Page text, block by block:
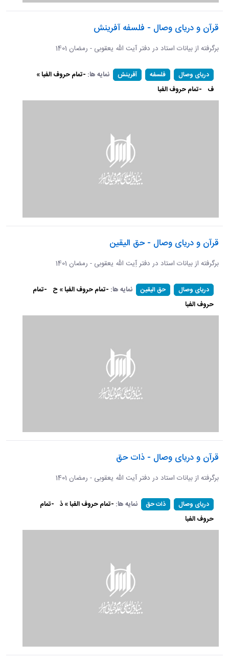
قرآن و دریای وصال - فلسفه آفرینش
برگرفته از بیانات استاد در دفتر آیت الله یعقوبی - رمضان 1401
دریای وصال فلسفه آفرینش نمایه ها: -تمام حروف الفبا »
ف -تمام حروف الفبا
قرآن و دریای وصال - حق الیقین
برگرفته از بیانات استاد در دفتر آِیت الله یعقوبی - رمضان 1401
دریای وصال حق الیقین نمایه ها: -تمام حروف الفبا » ح -تمام
حروف الفبا
قرآن و دریای وصال - ذات حق
برگرفته از بیانات استاد در دفتر آیت الله یعقوبی - رمضان 1401
دریای وصال ذات حق نمایه ها: -تمام حروف الفبا » ذ -تمام
حروف الفبا